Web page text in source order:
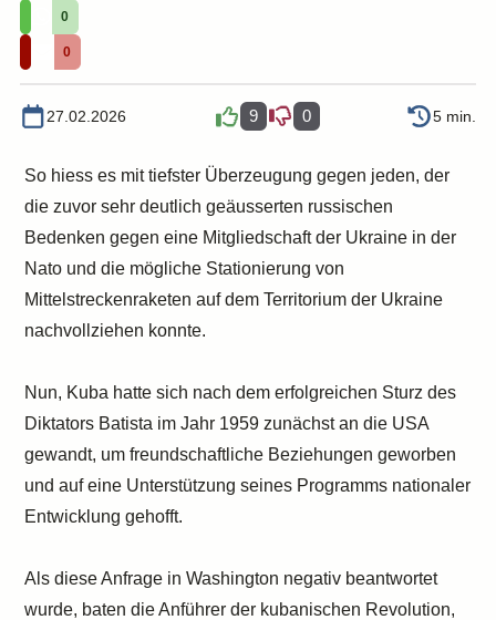
0
0
27.02.2026 9 0 5 min.
So hiess es mit tiefster Überzeugung gegen jeden, der
die zuvor sehr deutlich geäusserten russischen
Bedenken gegen eine Mitgliedschaft der Ukraine in der
Nato und die mögliche Stationierung von
Mittelstreckenraketen auf dem Territorium der Ukraine
nachvollziehen konnte.
Nun, Kuba hatte sich nach dem erfolgreichen Sturz des
Diktators Batista im Jahr 1959 zunächst an die USA
gewandt, um freundschaftliche Beziehungen geworben
und auf eine Unterstützung seines Programms nationaler
Entwicklung gehofft.
Als diese Anfrage in Washington negativ beantwortet
wurde, baten die Anführer der kubanischen Revolution,